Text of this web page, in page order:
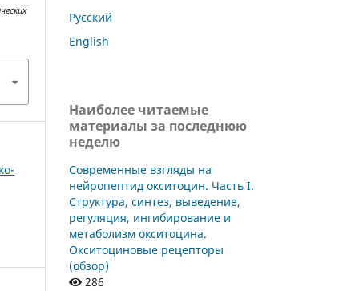
Русский
English
Наиболее читаемые
материалы за последнюю
неделю
Современные взгляды на
нейропептид окситоцин. Часть I.
Структура, синтез, выведение,
регуляция, ингибирование и
метаболизм окситоцина.
Окситоциновые рецепторы
(обзор)
286